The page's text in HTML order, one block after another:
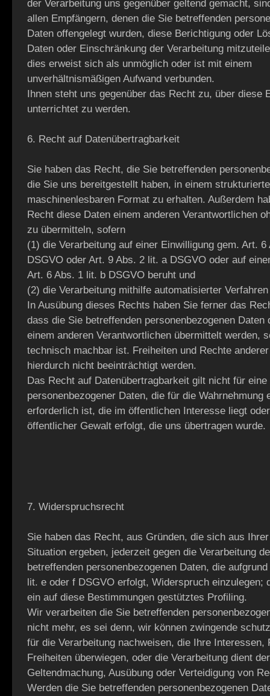
der Verarbeitung uns gegenüber geltend gemacht,
allen Empfängern, denen die Sie betreffenden
Daten offengelegt wurden, diese Berichtigung oder
Daten oder Einschränkung der Verarbeitung
dies erweist sich als unmöglich oder ist mit einem
unverhältnismäßigen Aufwand verbunden.
Ihnen steht uns gegenüber das Recht zu, über diese
unterrichtet zu werden.
6. Recht auf Datenübertragbarkeit
Sie haben das Recht, die Sie betreffenden
die Sie uns bereitgestellt haben, in einem
maschinenlesbaren Format zu erhalten. Außerdem
Recht diese Daten einem anderen Verantwortlichen
zu übermitteln, sofern
(1) die Verarbeitung auf einer Einwilligung gem. Art.
DSGVO oder Art. 9 Abs. 2 lit. a DSGVO oder auf
Art. 6 Abs. 1 lit. b DSGVO beruht und
(2) die Verarbeitung mithilfe automatisierter
In Ausübung dieses Rechts haben Sie ferner das
dass die Sie betreffenden personenbezogenen Daten
einem anderen Verantwortlichen übermittelt werden,
technisch machbar ist. Freiheiten und Rechte
hierdurch nicht beeinträchtigt werden.
Das Recht auf Datenübertragbarkeit gilt nicht für eine
personenbezogener Daten, die für die Wahrnehmung
erforderlich ist, die im öffentlichen Interesse liegt
öffentlicher Gewalt erfolgt, die uns übertragen wurde.
7. Widerspruchsrecht
Sie haben das Recht, aus Gründen, die sich aus
Situation ergeben, jederzeit gegen die Verarbeitung
betreffenden personenbezogenen Daten, die
lit. e oder f DSGVO erfolgt, Widerspruch einzulegen;
ein auf diese Bestimmungen gestütztes Profiling.
Wir verarbeiten die Sie betreffenden
nicht mehr, es sei denn, wir können zwingende
für die Verarbeitung nachweisen, die Ihre Interessen,
Freiheiten überwiegen, oder die Verarbeitung dient der
Geltendmachung, Ausübung oder Verteidigung von
Werden die Sie betreffenden personenbezogenen